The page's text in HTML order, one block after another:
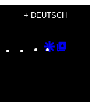
+ DEUTSCH
Instagram
TikTok
YouTube
Google